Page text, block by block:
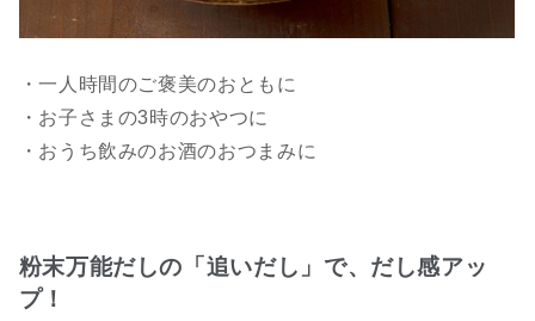
・一人時間のご褒美のおともに
・お子さまの3時のおやつに
・おうち飲みのお酒のおつまみに
粉末万能だしの「追いだし」で、だし感アッ
プ！